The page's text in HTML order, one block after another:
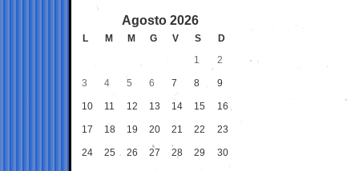
Agosto 2026
L M M G V S
D
1
2
3 4 5 6 7 8 9
10 11 12 13 14 15 16
17 18 19 20 21 22 23
24 25 26 27 28 29 30